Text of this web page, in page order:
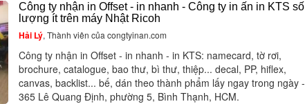
Công ty nhận in Offset - in nhanh - Công ty in ấn in KTS số
lượng ít trên máy Nhật Ricoh
Hải Lý, Thành viên của congtyinan.com
Công ty nhận in Offset - in nhanh - in KTS: namecard, tờ rơi,
brochure, catalogue, bao thư, bì thư, thiệp... decal, PP, hiflex,
canvas, backlist... bế, dán theo thành phẩm lấy ngay trong ngày -
365 Lê Quang Định, phường 5, Bình Thạnh, HCM.